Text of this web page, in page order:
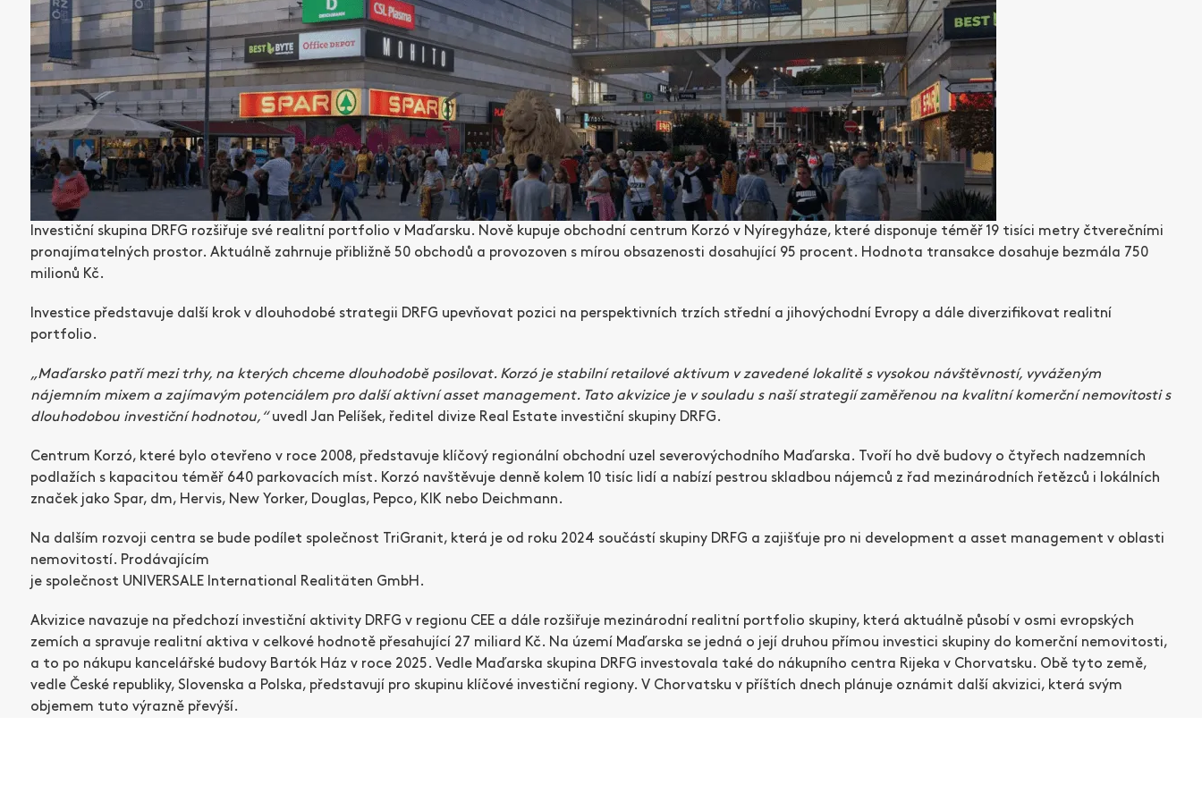
Investiční skupina DRFG rozšiřuje své realitní portfolio v Maďarsku. Nově kupuje obchodní centrum Korzó v Nyíregyháze, které disponuje téměř 19 tisíci metry čtverečními
pronajímatelných prostor. Aktuálně zahrnuje přibližně 50 obchodů a provozoven s mírou obsazenosti dosahující 95 procent. Hodnota transakce dosahuje bezmála 750
milionů Kč.
Investice představuje další krok v dlouhodobé strategii DRFG upevňovat pozici na perspektivních trzích střední a jihovýchodní Evropy a dále diverzifikovat realitní
portfolio.
„Maďarsko patří mezi trhy, na kterých chceme dlouhodobě posilovat. Korzó je stabilní retailové aktivum v zavedené lokalitě s vysokou návštěvností, vyváženým
nájemním mixem a zajímavým potenciálem pro další aktivní asset management. Tato akvizice je v souladu s naší strategií zaměřenou na kvalitní komerční nemovitosti s
dlouhodobou investiční hodnotou,“ uvedl Jan Pelíšek, ředitel divize Real Estate investiční skupiny DRFG.
Centrum Korzó, které bylo otevřeno v roce 2008, představuje klíčový regionální obchodní uzel severovýchodního Maďarska. Tvoří ho dvě budovy o čtyřech nadzemních
podlažích s kapacitou téměř 640 parkovacích míst. Korzó navštěvuje denně kolem 10 tisíc lidí a nabízí pestrou skladbou nájemců z řad mezinárodních řetězců i lokálních
značek jako Spar, dm, Hervis, New Yorker, Douglas, Pepco, KIK nebo Deichmann.
Na dalším rozvoji centra se bude podílet společnost TriGranit, která je od roku 2024 součástí skupiny DRFG a zajišťuje pro ni development a asset management v oblasti
nemovitostí. Prodávajícím
je společnost UNIVERSALE International Realitäten GmbH.
Akvizice navazuje na předchozí investiční aktivity DRFG v regionu CEE a dále rozšiřuje mezinárodní realitní portfolio skupiny, která aktuálně působí v osmi evropských
zemích a spravuje realitní aktiva v celkové hodnotě přesahující 27 miliard Kč. Na území Maďarska se jedná o její druhou přímou investici skupiny do komerční nemovitosti,
a to po nákupu kancelářské budovy Bartók Ház v roce 2025. Vedle Maďarska skupina DRFG investovala také do nákupního centra Rijeka v Chorvatsku. Obě tyto země,
vedle České republiky, Slovenska a Polska, představují pro skupinu klíčové investiční regiony. V Chorvatsku v příštích dnech plánuje oznámit další akvizici, která svým
objemem tuto výrazně převýší.